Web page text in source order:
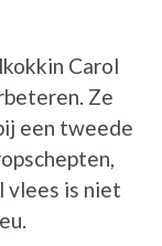
Carol
Ze
een tweede
vlees is niet